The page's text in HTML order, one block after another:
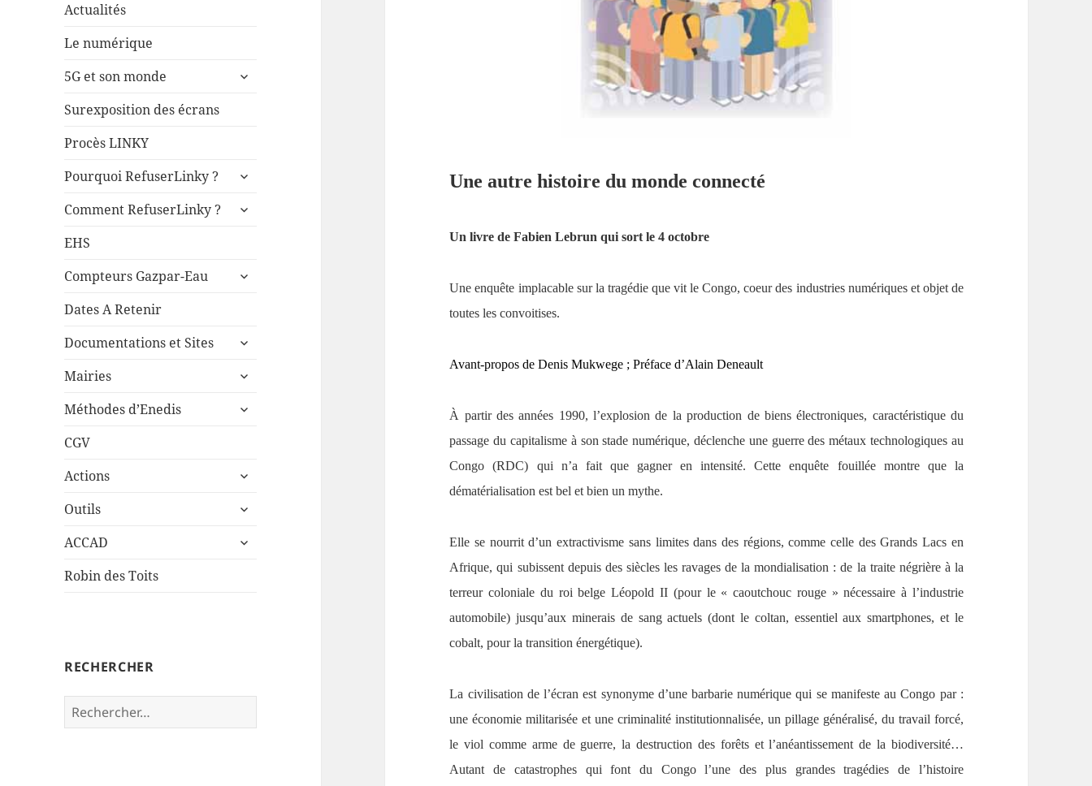
Actualités
Le numérique
5G et son monde
ouvrir
Surexposition des écrans
Procès LINKY
Pourquoi RefuserLinky ?
ouvrir
sous-
Comment RefuserLinky ?
ouvrir
EHS
Compteurs Gazpar-Eau
ouvrir
Dates A Retenir
Documentations et Sites
ouvrir
sous-
Mairies
ouvrir
sous-
Méthodes d’Enedis
ouvrir
CGV
Actions
ouvrir
sous-
Outils
ouvrir
sous-
ACCAD
ouvrir
Robin des Toits
RECHERCHER
Rechercher :
Une autre histoire du monde connecté
Un livre de Fabien Lebrun qui sort le 4 octobre
Une enquête implacable sur la tragédie que vit le Congo, coeur des industries numériques et objet de
toutes les convoitises.
Avant-propos de Denis Mukwege ; Préface d’Alain Deneault
À partir des années 1990, l’explosion de la production de biens électroniques, caractéristique du
passage du capitalisme à son stade numérique, déclenche une guerre des métaux technologiques au
Congo (RDC) qui n’a fait que gagner en intensité. Cette enquête fouillée montre que la
dématérialisation est bel et bien un mythe.
Elle se nourrit d’un extractivisme sans limites dans des régions, comme celle des Grands Lacs en
Afrique, qui subissent depuis des siècles les ravages de la mondialisation : de la traite négrière à la
terreur coloniale du roi belge Léopold II (pour le « caoutchouc rouge » nécessaire à l’industrie
automobile) jusqu’aux minerais de sang actuels (dont le coltan, essentiel aux smartphones, et le
cobalt, pour la transition énergétique).
La civilisation de l’écran est synonyme d’une barbarie numérique qui se manifeste au Congo par :
une économie militarisée et une criminalité institutionnalisée, un pillage généralisé, du travail forcé,
le viol comme arme de guerre, la destruction des forêts et l’anéantissement de la biodiversité…
Autant de catastrophes qui font du Congo l’une des plus grandes tragédies de l’histoire